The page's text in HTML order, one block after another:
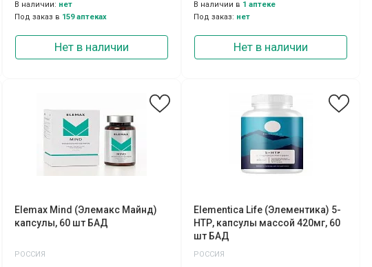
В наличии: нет
Под заказ в 159 аптеках
Нет в наличии
В наличии в 1 аптеке
Под заказ: нет
Нет в наличии
Elemax Mind (Элемакс Майнд)
капсулы, 60 шт БАД
РОССИЯ
Elementica Life (Элементика) 5-
НТР, капсулы массой 420мг, 60
шт БАД
РОССИЯ